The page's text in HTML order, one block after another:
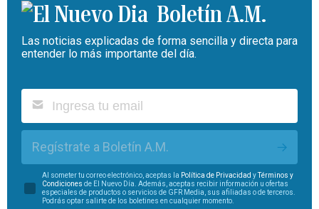
Boletín A.M.
Las noticias explicadas de forma sencilla y directa para
entender lo más importante del día.
Regístrate a Boletín A.M.
Al someter tu correo electrónico, aceptas la Política de Privacidad yTérminos y
Condiciones de El Nuevo Día. Además, aceptas recibir información u ofertas
especiales de productos o servicios de GFR Media, sus afiliadas o de terceros.
Podrás optar salirte de los boletines en cualquier momento.